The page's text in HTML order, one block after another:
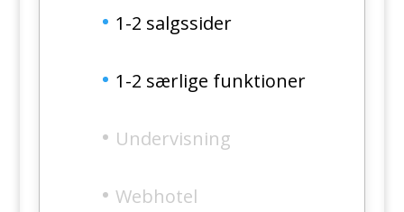
1-2 salgssider
1-2 særlige funktioner
Undervisning
Webhotel